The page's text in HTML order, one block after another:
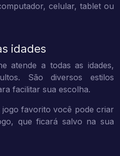
celular, tablet ou
idades
atende a todas as idades,
São diversos estilos
facilitar sua escolha.
favorito você pode criar
que ficará salvo na sua